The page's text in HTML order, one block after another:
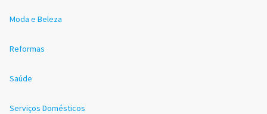
Moda e Beleza
Reformas
Saúde
Serviços Domésticos